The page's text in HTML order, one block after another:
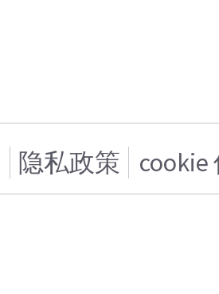
隐私政策 cookie